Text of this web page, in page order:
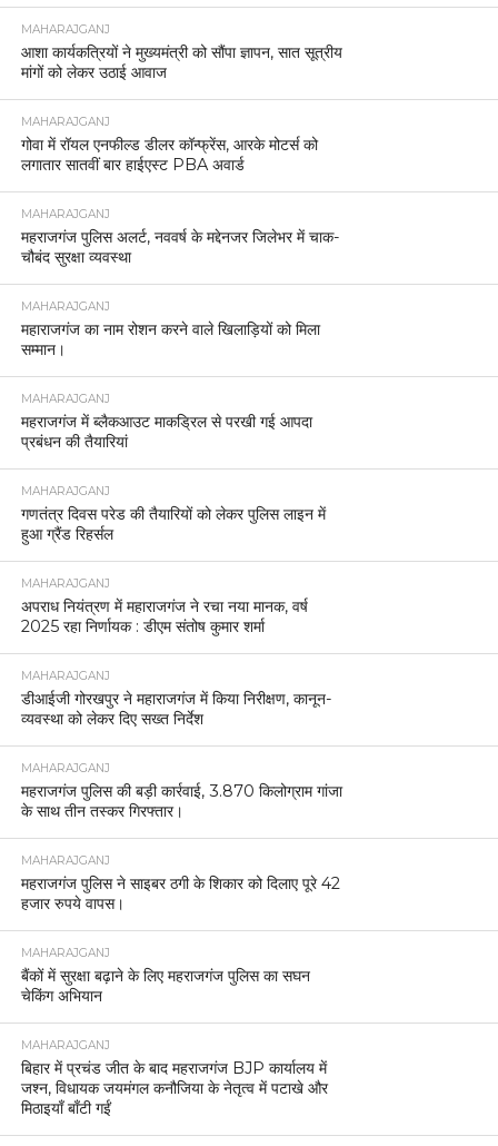
MAHARAJGANJ
आशा कार्यकत्रियों ने मुख्यमंत्री को सौंपा ज्ञापन, सात सूत्रीय
मांगों को लेकर उठाई आवाज
MAHARAJGANJ
गोवा में रॉयल एनफील्ड डीलर कॉन्फ्रेंस, आरके मोटर्स को
लगातार सातवीं बार हाईएस्ट PBA अवार्ड
MAHARAJGANJ
महराजगंज पुलिस अलर्ट, नववर्ष के मद्देनजर जिलेभर में चाक-
चौबंद सुरक्षा व्यवस्था
MAHARAJGANJ
महाराजगंज का नाम रोशन करने वाले खिलाड़ियों को मिला
सम्मान।
MAHARAJGANJ
महराजगंज में ब्लैकआउट माकड्रिल से परखी गई आपदा
प्रबंधन की तैयारियां
MAHARAJGANJ
गणतंत्र दिवस परेड की तैयारियों को लेकर पुलिस लाइन में
हुआ ग्रैंड रिहर्सल
MAHARAJGANJ
अपराध नियंत्रण में महाराजगंज ने रचा नया मानक, वर्ष
2025 रहा निर्णायक : डीएम संतोष कुमार शर्मा
MAHARAJGANJ
डीआईजी गोरखपुर ने महाराजगंज में किया निरीक्षण, कानून-
व्यवस्था को लेकर दिए सख्त निर्देश
MAHARAJGANJ
महराजगंज पुलिस की बड़ी कार्रवाई, 3.870 किलोग्राम गांजा
के साथ तीन तस्कर गिरफ्तार।
MAHARAJGANJ
महराजगंज पुलिस ने साइबर ठगी के शिकार को दिलाए पूरे 42
हजार रुपये वापस।
MAHARAJGANJ
बैंकों में सुरक्षा बढ़ाने के लिए महराजगंज पुलिस का सघन
चेकिंग अभियान
MAHARAJGANJ
बिहार में प्रचंड जीत के बाद महराजगंज BJP कार्यालय में
जश्न, विधायक जयमंगल कनौजिया के नेतृत्व में पटाखे और
मिठाइयाँ बाँटी गईं